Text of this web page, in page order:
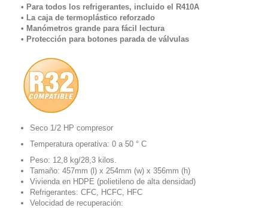
• Para todos los refrigerantes, incluido el R410A
• La caja de termoplástico reforzado
• Manómetros grande para fácil lectura
• Protección para botones parada de válvulas
Seco 1/2 HP compresor
Temperatura operativa: 0 a 50 ° C
Peso: 12,8 kg/28,3 kilos.
Tamaño: 457mm (l) x 254mm (w) x 356mm (h)
Vivienda en HDPE (polietileno de alta densidad)
Refrigerantes: CFC, HCFC, HFC
Velocidad de recuperación: